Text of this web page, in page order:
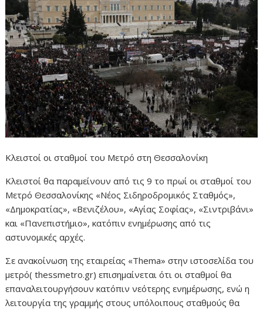
Κλειστοί οι σταθμοί του Μετρό στη Θεσσαλονίκη
Kλειστοί θα παραμείνουν από τις 9 το πρωί οι σταθμοί του
Μετρό Θεσσαλονίκης «Νέος Σιδηροδρομικός Σταθμός»,
«Δημοκρατίας», «Βενιζέλου», «Αγίας Σοφίας», «Σιντριβάνι»
και «Πανεπιστήμιο», κατόπιν ενημέρωσης από τις
αστυνομικές αρχές.
Σε ανακοίνωση της εταιρείας «Thema» στην ιστοσελίδα του
μετρό( thessmetro.gr) επισημαίνεται ότι οι σταθμοί θα
επαναλειτουργήσουν κατόπιν νεότερης ενημέρωσης, ενώ η
λειτουργία της γραμμής στους υπόλοιπους σταθμούς θα